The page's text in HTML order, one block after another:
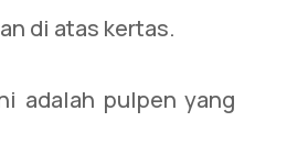
di atas kertas.
adalah pulpen yang